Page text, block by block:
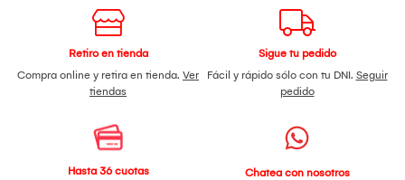
Retiro en tienda
Compra online y retira en tienda. Ver
tiendas
Sigue tu pedido
Fácil y rápido sólo con tu DNI. Seguir
pedido
Hasta 36 cuotas
Chatea con nosotros